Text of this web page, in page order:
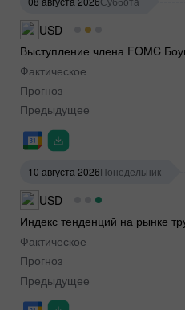
USD
Выступление члена FOMC
Фактическое
Прогноз
Предыдущее
10 августа 2026Понедельник
USD
Индекс тенденций на рынке
Фактическое
Прогноз
Предыдущее